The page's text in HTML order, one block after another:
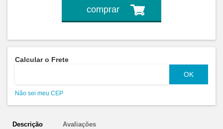
comprar
Calcular o Frete
Não sei meu CEP
Descrição Avaliações